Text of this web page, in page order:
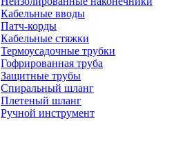
Кабельные вводы
Патч-корды
Кабельные стяжки
Термоусадочные трубки
Гофрированная труба
Защитные трубы
Спиральный шланг
Плетеный шланг
Ручной инструмент